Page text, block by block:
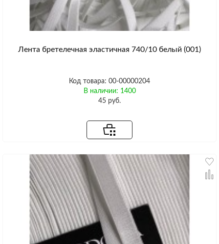
Лента бретелечная эластичная 740/10 белый (001)
Код товара: 00-00000204
В наличии: 1400
45 руб.